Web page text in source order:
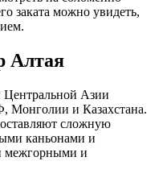
заката можно увидеть,
Алтая
Центральной Азии
Монголии и Казахстана.
сложную
каньонами и
межгорными и